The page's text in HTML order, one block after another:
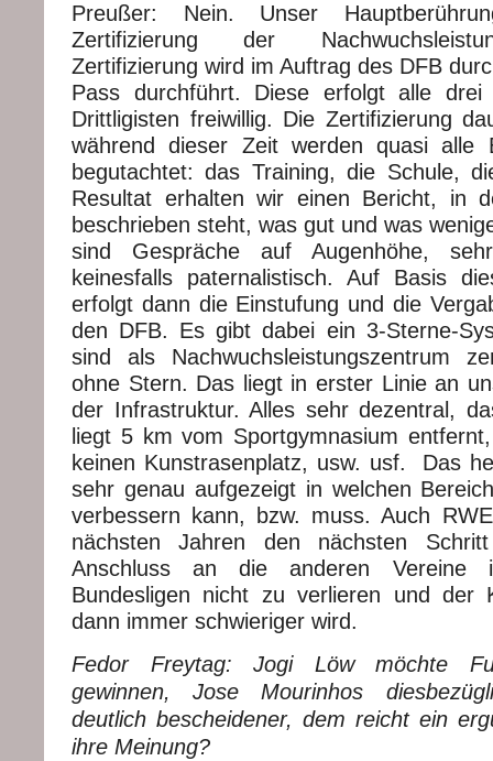
Preußer: Nein. Unser
Zertifizierung der
Zertifizierung wird im Auftrag des DFB
Pass durchführt. Diese erfolgt alle
Drittligisten freiwillig. Die Zertifizierung
während dieser Zeit werden quasi alle
begutachtet: das Training, die Schule,
Resultat erhalten wir einen Bericht, in
beschrieben steht, was gut und was
sind Gespräche auf Augenhöhe,
keinesfalls paternalistisch. Auf Basis
erfolgt dann die Einstufung und die
den DFB. Es gibt dabei ein 3-Sterne-
sind als Nachwuchsleistungszentrum
ohne Stern. Das liegt in erster Linie an
der Infrastruktur. Alles sehr dezentral,
liegt 5 km vom Sportgymnasium
keinen Kunstrasenplatz, usw. usf. Das
sehr genau aufgezeigt in welchen
verbessern kann, bzw. muss. Auch
nächsten Jahren den nächsten
Anschluss an die anderen Vereine
Bundesligen nicht zu verlieren und der
dann immer schwieriger wird.
Fedor Freytag: Jogi Löw möchte
gewinnen, Jose Mourinhos
deutlich bescheidener, dem reicht ein
ihre Meinung?